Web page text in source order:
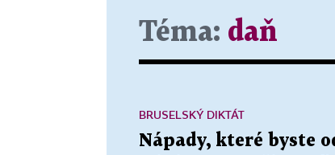
Téma: daň
Nápady, které byste
BRUSELSKÝ DIKTÁT